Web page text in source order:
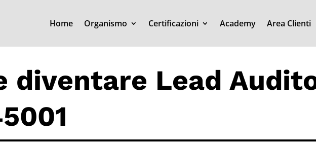
Home Organismo Certificazioni Academy Area Clienti
diventare Lead